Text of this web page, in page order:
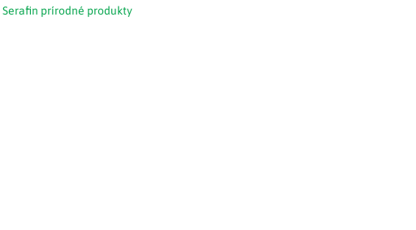
Serafin prírodné produkty